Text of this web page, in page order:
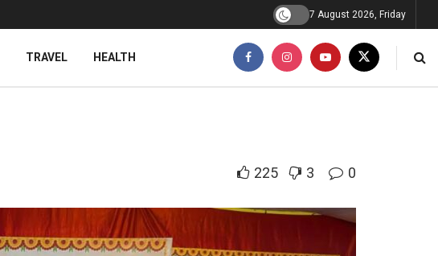
7 August 2026, Friday
TRAVEL HEALTH
225 3 0